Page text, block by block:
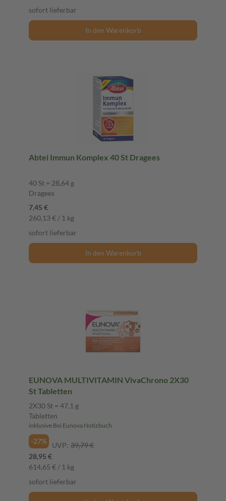
sofort lieferbar
In den Warenkorb
Abtei Immun Komplex 40 St Dragees
40 St = 28,64 g
Dragees
7,45 €
260,13 € / 1 kg
sofort lieferbar
In den Warenkorb
EUNOVA MULTIVITAMIN VivaChrono 2X30
St Tabletten
2X30 St = 47,1 g
Tabletten
inklusive Bei Eunova Notizbuch
-27% UVP: 39,79 €
28,95 €
614,65 € / 1 kg
sofort lieferbar